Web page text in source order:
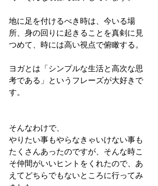
地に足を付けるべき時は、今いる場
所、身の回りに起きることを真剣に見
つめて、時には高い視点で俯瞰する。
ヨガとは「シンプルな生活と高次な思
考である」というフレーズが大好きで
す。
そんなわけで、
やりたい事もやらなきゃいけない事も
たくさんあったのですが、そんな時こ
そ仲間がいいヒントをくれたので、あ
えてどちらでもないところに行ってみ